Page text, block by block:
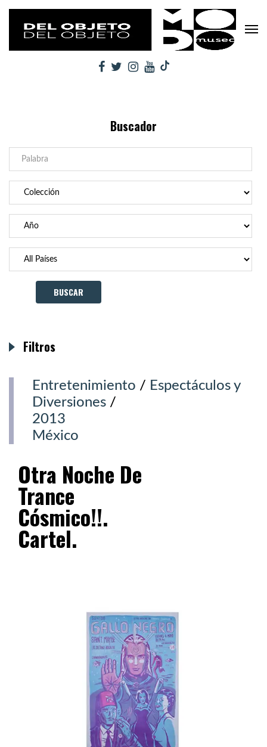
Buscador
Entretenimiento / Espectáculos y
Diversiones /
2013
México
Otra Noche De
Trance
Cósmico!!.
Cartel.
Filtros